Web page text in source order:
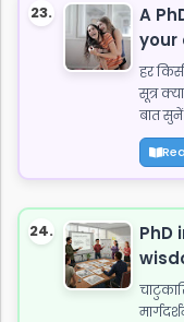
23.
A
your
हर
सूत्र
बात
24.
PhD